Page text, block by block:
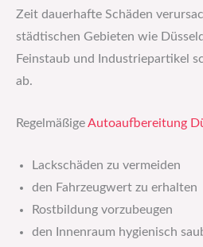
Zeit dauerhafte Schäden
städtischen Gebieten wie
Feinstaub und Industriepartikel
ab.
Regelmäßige Autoaufbereitung
Lackschäden zu vermeiden
den Fahrzeugwert zu erhalten
Rostbildung vorzubeugen
den Innenraum hygienisch